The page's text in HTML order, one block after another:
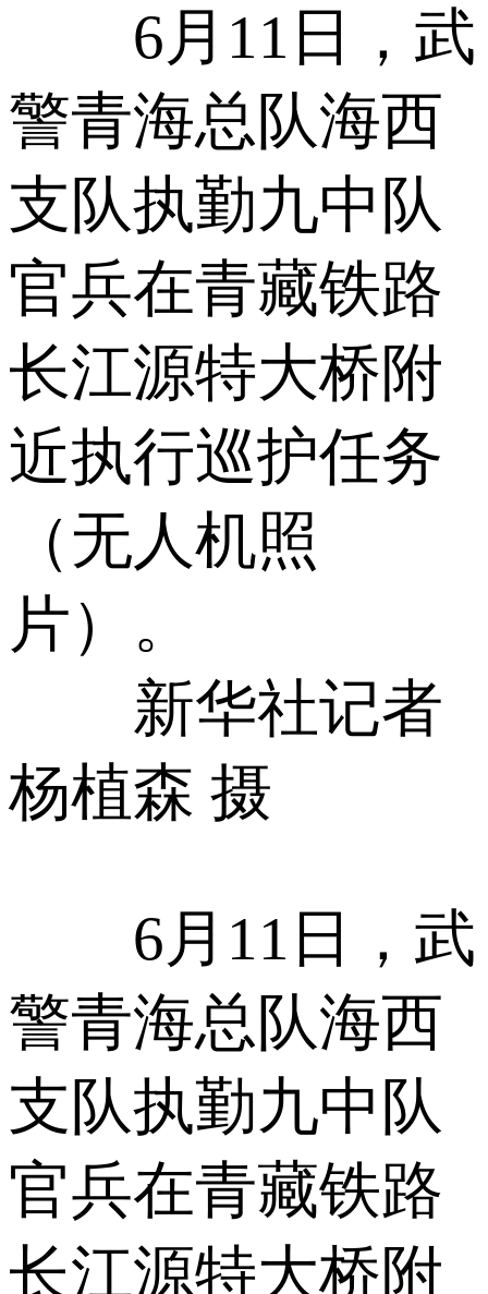
6月11日，武
警青海总队海西
支队执勤九中队
官兵在青藏铁路
长江源特大桥附
近执行巡护任务
（无人机照
片）。
新华社记者
杨植森 摄
6月11日，武
警青海总队海西
支队执勤九中队
官兵在青藏铁路
长江源特大桥附